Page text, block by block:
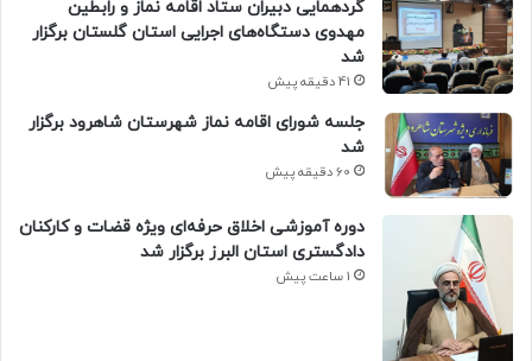
گردهمایی دبیران ستاد اقامه نماز و رابطین
مهدوی دستگاه‌های اجرایی استان گلستان برگزار
شد
41 دقیقه پیش
جلسه شورای اقامه نماز شهرستان شاهرود برگزار
شد
60 دقیقه پیش
دوره آموزشی اخلاق حرفه‌ای ویژه قضات و کارکنان
دادگستری استان البرز برگزار شد
1 ساعت پیش